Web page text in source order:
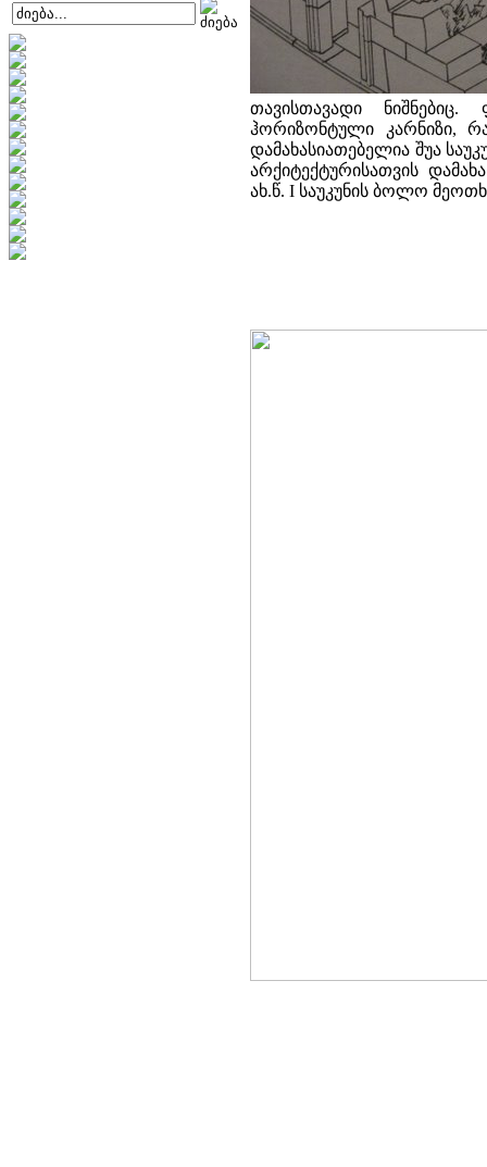
თავისთავადი
ჰორიზონტული კარნიზი,
დამახასიათებელია შუა
არქიტექტურისათვის
ახ.წ. I საუკუნის ბოლო